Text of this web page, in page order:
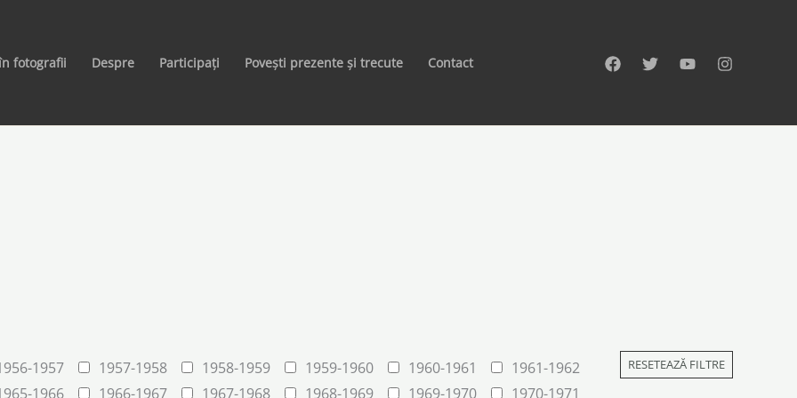
fotografii Despre Participați Povești prezente și trecute Contact
1957 1957-1958 1958-1959 1959-1960 1960-1961
1961-1962
1966 1966-1967 1967-1968 1968-1969 1969-1970
1970-1971
RESETEAZĂ FILTRE